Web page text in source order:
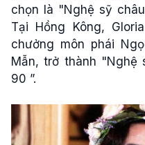
chọn là "Nghệ sỹ
Tại Hồng Kông,
chưởng môn phái
Mẫn, trở thành "Nghệ
90 ”.